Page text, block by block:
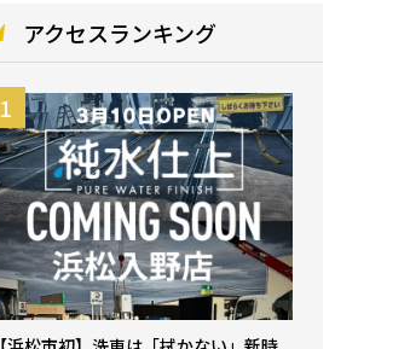
アクセスランキング